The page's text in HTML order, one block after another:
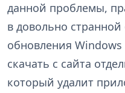
данной проблемы,
в довольно
обновления
скачать с сайта
который удалит